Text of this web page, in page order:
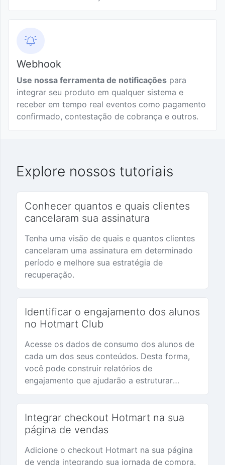
Webhook
Use nossa ferramenta de notificações para
integrar seu produto em qualquer sistema e
receber em tempo real eventos como pagamento
confirmado, contestação de cobrança e outros.
Explore nossos tutoriais
Conhecer quantos e quais clientes
cancelaram sua assinatura
Tenha uma visão de quais e quantos clientes
cancelaram uma assinatura em determinado
período e melhore sua estratégia de
recuperação.
Identificar o engajamento dos alunos
no Hotmart Club
Acesse os dados de consumo dos alunos de
cada um dos seus conteúdos. Desta forma,
você pode construir relatórios de
engajamento que ajudarão a estruturar
estratégias mais eficientes para seu negócio.
Integrar checkout Hotmart na sua
página de vendas
Adicione o checkout Hotmart na sua página
de venda integrando sua jornada de compra.
Webhooks
para
seus
processos
Usar
webhook
Evento
troca
plano
Evento
de
abandono
de
Eventos
pedido
Evento de
troca do
dia de
cobrança
de
Evento
de
primeiro
acesso
Evento
de
módulo
completo
Evento
de dado